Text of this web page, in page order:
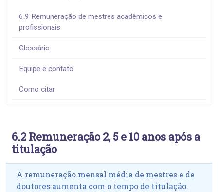
6.9 Remuneração de mestres acadêmicos e
profissionais
Glossário
Equipe e contato
Como citar
6.2 Remuneração 2, 5 e 10 anos após a
titulação
A remuneração mensal média de mestres e de
doutores aumenta com o tempo de titulação.